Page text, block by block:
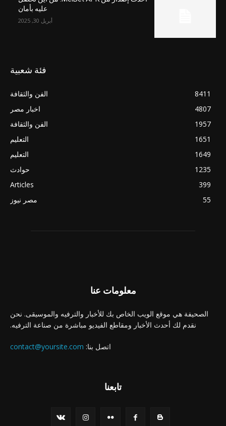
عليه بأمان
أبريل 30, 2025
فئة شعبية
الفن والثقافة
8411
اخبار مصر
4807
الفن والثقافة
1957
التعليم
1651
التعليم
1649
حوادث
1235
Articles
399
مصر نيوز
55
معلومات عنا
الصحيفة هي موقع الويب الخاص بك للأخبار والترفيه والموسيقى. نحن
نقدم لك أحدث الأخبار ومقاطع الفيديو مباشرة من صناعة الترفيه.
اتصل بنا: contact@yoursite.com
تابعنا